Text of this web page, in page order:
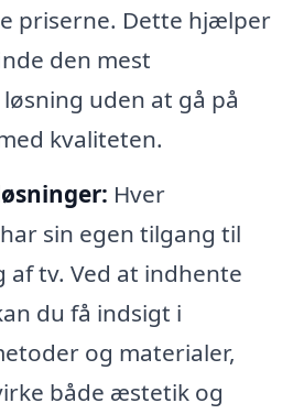
priserne. Dette hjælper
den mest
uden at gå på
kvaliteten.
Hver
sin egen tilgang til
tv. Ved at indhente
du få indsigt i
og materialer,
både æstetik og